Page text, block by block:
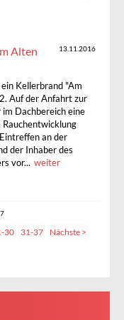
13.11.2016
Alten
Kellerbrand "Am
Auf der Anfahrt zur
Dachbereich eine
Rauchentwicklung
an der
der Inhaber des
vor... weiter
30 31-37
Nächste >